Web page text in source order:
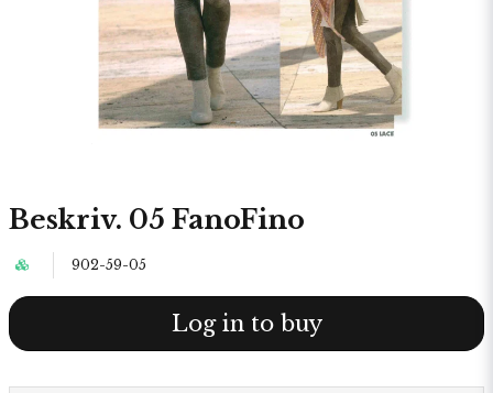
Beskriv. 05 FanoFino
902-59-05
Log in to buy